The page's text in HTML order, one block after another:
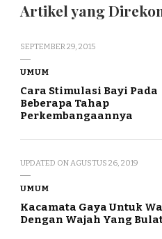
Artikel yang
SEPTEMBER 29, 2015
UMUM
Cara Stimulasi Bayi Pada
Beberapa Tahap
Perkembangaannya
UPDATED ON AGUSTUS 26, 2019
UMUM
Kacamata Gaya Untuk
Dengan Wajah Yang